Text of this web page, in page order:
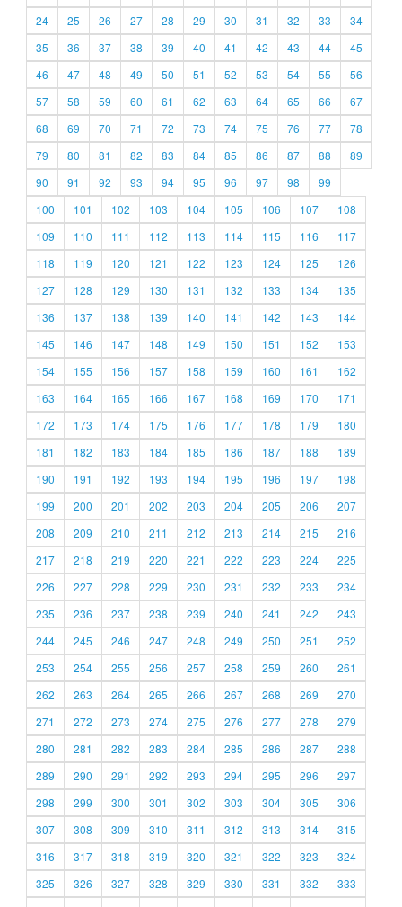
24
25 26 27 28 29 30 31 32 33
34
35
36 37 38 39 40 41 42 43 44
45
46
47 48 49 50 51 52 53 54 55
56
57
58 59 60 61 62 63 64 65 66
67
68
69 70 71 72 73 74 75 76 77
78
79
80 81 82 83 84 85 86 87 88
89
90
91 92 93 94 95 96 97 98
99
100
101 102 103 104 105 106 107
108
109
110 111 112 113 114 115 116
117
118
119 120 121 122 123 124 125
126
127
128 129 130 131 132 133 134
135
136
137 138 139 140 141 142 143
144
145
146 147 148 149 150 151 152
153
154
155 156 157 158 159 160 161
162
163
164 165 166 167 168 169 170
171
172
173 174 175 176 177 178 179
180
181
182 183 184 185 186 187 188
189
190
191 192 193 194 195 196 197
198
199
200 201 202 203 204 205 206
207
208
209 210 211 212 213 214 215
216
217
218 219 220 221 222 223 224
225
226
227 228 229 230 231 232 233
234
235
236 237 238 239 240 241 242
243
244
245 246 247 248 249 250 251
252
253
254 255 256 257 258 259 260
261
262
263 264 265 266 267 268 269
270
271
272 273 274 275 276 277 278
279
280
281 282 283 284 285 286 287
288
289
290 291 292 293 294 295 296
297
298
299 300 301 302 303 304 305
306
307
308 309 310 311 312 313 314
315
316
317 318 319 320 321 322 323
324
325
326 327 328 329 330 331 332
333